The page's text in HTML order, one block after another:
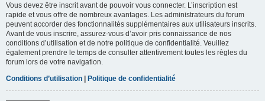
Vous devez être inscrit avant de pouvoir vous connecter. L’inscription est
rapide et vous offre de nombreux avantages. Les administrateurs du forum
peuvent accorder des fonctionnalités supplémentaires aux utilisateurs inscrits.
Avant de vous inscrire, assurez-vous d’avoir pris connaissance de nos
conditions d’utilisation et de notre politique de confidentialité. Veuillez
également prendre le temps de consulter attentivement toutes les règles du
forum lors de votre navigation.
Conditions d’utilisation | Politique de confidentialité